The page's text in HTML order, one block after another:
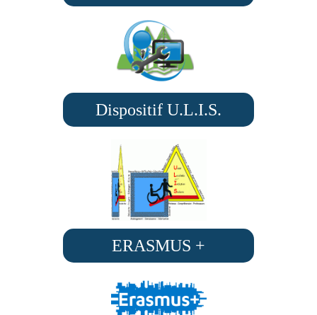
Dispositif U.L.I.S.
ERASMUS +